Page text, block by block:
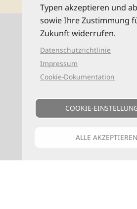
0521 94649-0
info@reise-
Typen akzeptieren und
sowie Ihre Zustimmung
Zukunft widerrufen.
Datenschutzrichtlinie
Impressum
Cookie-Dokumentation
COOKIE-
ALLE AKZEPTIEREN